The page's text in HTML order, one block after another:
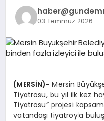
YURT
03 Temmuz 2026
(MERSİN)- Mersin
Tiyatrosu, bu yıl ilk kez
Tiyatrosu” projesi
vatandaşı tiyatroyla